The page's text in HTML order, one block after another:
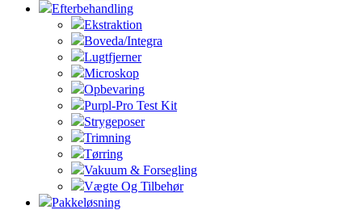
Efterbehandling
Ekstraktion
Boveda/Integra
Lugtfjerner
Microskop
Opbevaring
Purpl-Pro Test Kit
Strygeposer
Trimning
Tørring
Vakuum & Forsegling
Vægte Og Tilbehør
Pakkeløsning